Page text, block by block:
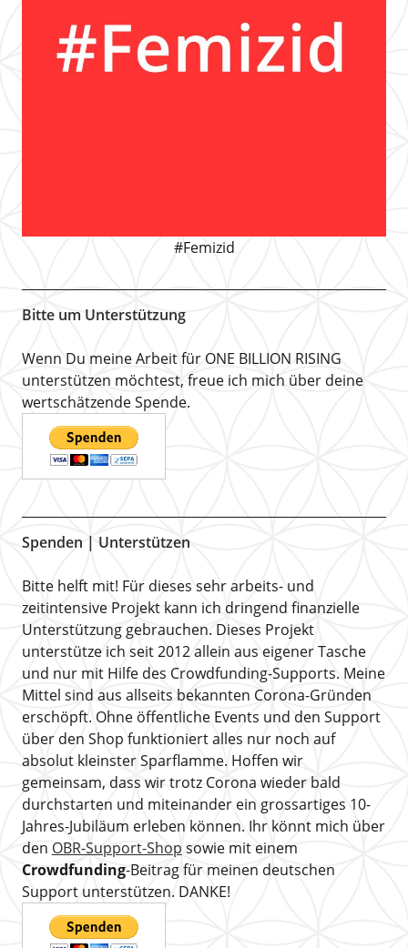
#Femizid
Bitte um Unterstützung
Wenn Du meine Arbeit für ONE BILLION RISING
unterstützen möchtest, freue ich mich über deine
wertschätzende Spende.
Spenden | Unterstützen
Bitte helft mit! Für dieses sehr arbeits- und
zeitintensive Projekt kann ich dringend finanzielle
Unterstützung gebrauchen. Dieses Projekt
unterstütze ich seit 2012 allein aus eigener Tasche
und nur mit Hilfe des Crowdfunding-Supports. Meine
Mittel sind aus allseits bekannten Corona-Gründen
erschöpft. Ohne öffentliche Events und den Support
über den Shop funktioniert alles nur noch auf
absolut kleinster Sparflamme. Hoffen wir
gemeinsam, dass wir trotz Corona wieder bald
durchstarten und miteinander ein grossartiges 10-
Jahres-Jubiläum erleben können. Ihr könnt mich über
den OBR-Support-Shop sowie mit einem
Crowdfunding-Beitrag für meinen deutschen
Support unterstützen. DANKE!